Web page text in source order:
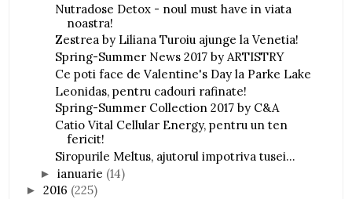
Nutradose Detox - noul must have in viata
noastra!
Zestrea by Liliana Turoiu ajunge la Venetia!
Spring-Summer News 2017 by ARTISTRY
Ce poti face de Valentine's Day la Parke Lake
Leonidas, pentru cadouri rafinate!
Spring-Summer Collection 2017 by C&A
Catio Vital Cellular Energy, pentru un ten
fericit!
Siropurile Meltus, ajutorul impotriva tusei...
►ianuarie (14)
►2016 (225)